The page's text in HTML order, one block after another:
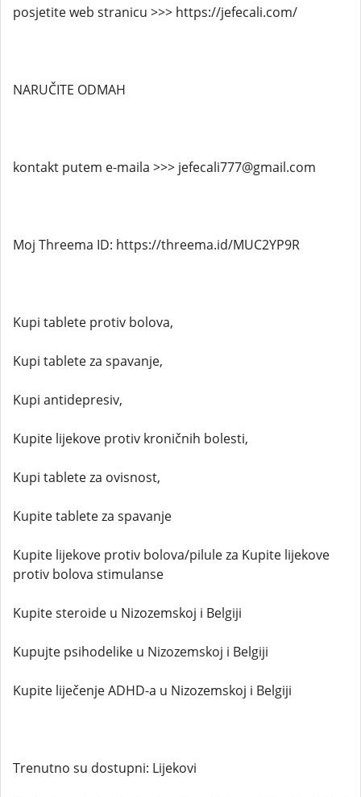
posjetite web stranicu >>> https://jefecali.com/
NARUČITE ODMAH
kontakt putem e-maila >>> jefecali777@gmail.com
Moj Threema ID: https://threema.id/MUC2YP9R
Kupi tablete protiv bolova,
Kupi tablete za spavanje,
Kupi antidepresiv,
Kupite lijekove protiv kroničnih bolesti,
Kupi tablete za ovisnost,
Kupite tablete za spavanje
Kupite lijekove protiv bolova/pilule za Kupite lijekove
protiv bolova stimulanse
Kupite steroide u Nizozemskoj i Belgiji
Kupujte psihodelike u Nizozemskoj i Belgiji
Kupite liječenje ADHD-a u Nizozemskoj i Belgiji
Trenutno su dostupni: Lijekovi